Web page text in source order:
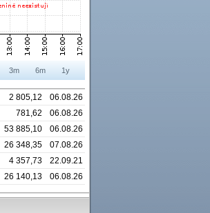
3m 6m 1y
2 805,12
06.08.26
781,62
06.08.26
53 885,10
06.08.26
26 348,35
07.08.26
4 357,73
22.09.21
26 140,13 06.08.26